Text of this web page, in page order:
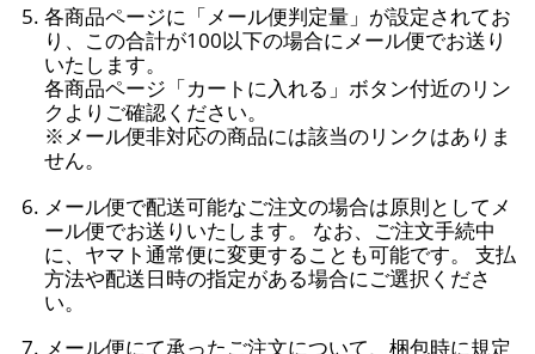
各商品ページに「メール便判定量」が設定されてお
り、この合計が100以下の場合にメール便でお送り
いたします。
各商品ページ「カートに入れる」ボタン付近のリン
クよりご確認ください。
※メール便非対応の商品には該当のリンクはありま
せん。
メール便で配送可能なご注文の場合は原則としてメ
ール便でお送りいたします。 なお、ご注文手続中
に、ヤマト通常便に変更することも可能です。 支払
方法や配送日時の指定がある場合にご選択くださ
い。
メール便にて承ったご注文について、梱包時に規定